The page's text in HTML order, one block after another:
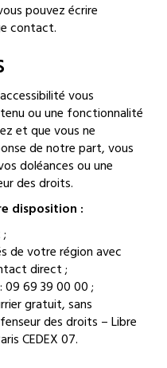
pouvez écrire
contact.
vous
ou une fonctionnalité
et que vous ne
de notre part, vous
doléances ou une
des droits.
disposition :
;
de votre régionavec
direct ;
09 69 39 00 00;
gratuit, sans
des droits – Libre
CEDEX 07.